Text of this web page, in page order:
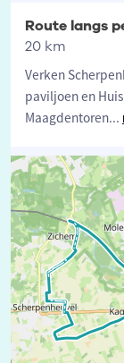
Route langs
20 km
Verken
paviljoen en
Maagdentoren...